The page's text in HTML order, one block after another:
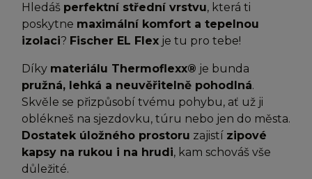
Hledáš perfektní střední vrstvu, která ti
poskytne maximální komfort a tepelnou
izolaci? Fischer EL Flex je tu pro tebe!
Díky materiálu Thermoflexx® je bunda
pružná, lehká a neuvěřitelně pohodlná.
Skvěle se přizpůsobí tvému pohybu, ať už ji
oblékneš na sjezdovku, túru nebo jen do města.
Dostatek úložného prostoru zajistí zipové
kapsy na rukou i na hrudi, kam schováš vše
důležité.